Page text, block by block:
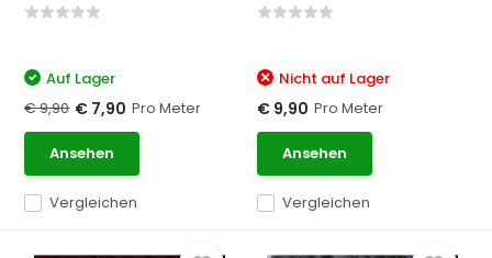
Vergleichen
Auf Lager
€ 9,90 € 7,90 Pro Meter
Ansehen
Vergleichen
Nicht auf Lager
€ 9,90 Pro Meter
Ansehen